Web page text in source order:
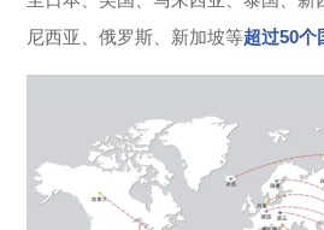
尼西亚、俄罗斯、新加坡等超过50个